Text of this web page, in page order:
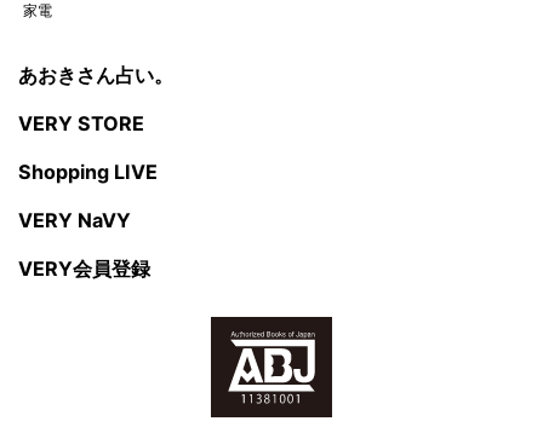
家電
あおきさん占い。
VERY STORE
Shopping LIVE
VERY NaVY
VERY会員登録